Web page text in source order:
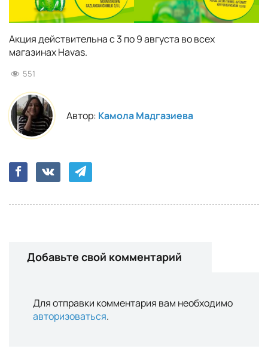
Акция действительна с 3 по 9 августа во всех
магазинах Havas.
551
Автор: Камола Мадгазиева
Добавьте свой комментарий
Для отправки комментария вам необходимо
авторизоваться.